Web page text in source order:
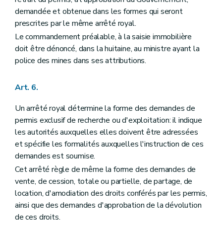
demandée et obtenue dans les formes qui seront
prescrites par le même arrêté royal.
Le commandement préalable, à la saisie immobilière
doit être dénoncé, dans la huitaine, au ministre ayant la
police des mines dans ses attributions.
Art. 6.
Un arrêté royal détermine la forme des demandes de
permis exclusif de recherche ou d'exploitation: il indique
les autorités auxquelles elles doivent être adressées
et spécifie les formalités auxquelles l'instruction de ces
demandes est soumise.
Cet arrêté règle de même la forme des demandes de
vente, de cession, totale ou partielle, de partage, de
location, d'amodiation des droits conférés par les permis,
ainsi que des demandes d'approbation de la dévolution
de ces droits.